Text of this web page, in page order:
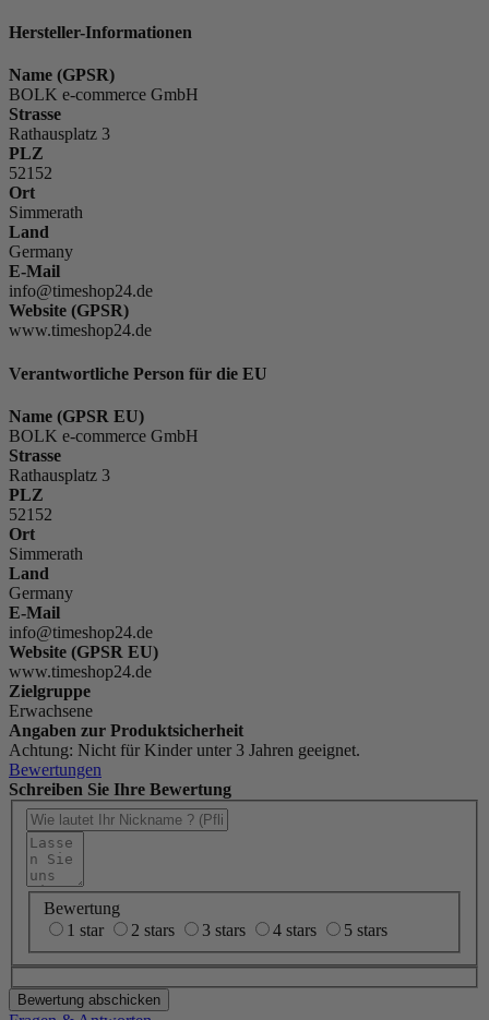
Hersteller-Informationen
Name (GPSR)
BOLK e-commerce GmbH
Strasse
Rathausplatz 3
PLZ
52152
Ort
Simmerath
Land
Germany
E-Mail
info@timeshop24.de
Website (GPSR)
www.timeshop24.de
Verantwortliche Person für die EU
Name (GPSR EU)
BOLK e-commerce GmbH
Strasse
Rathausplatz 3
PLZ
52152
Ort
Simmerath
Land
Germany
E-Mail
info@timeshop24.de
Website (GPSR EU)
www.timeshop24.de
Zielgruppe
Erwachsene
Angaben zur Produktsicherheit
Achtung: Nicht für Kinder unter 3 Jahren geeignet.
Bewertungen
Schreiben Sie Ihre Bewertung
Bewertung
1 star
2 stars 3 stars 4 stars 5 stars
Bewertung abschicken